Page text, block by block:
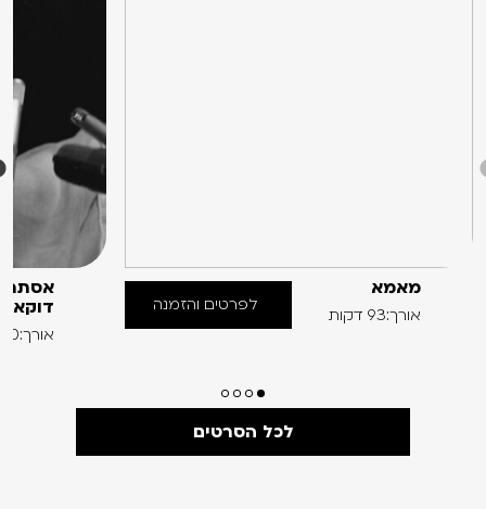
מאמא
אורך:93 דקות
לפרטים והזמנה
אסתר
אורך:60 דקות
לכל הסרטים